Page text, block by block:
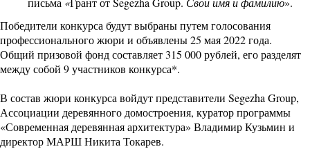
Победители конкурса будут выбраны путем голосования
профессионального жюри и объявлены 25 мая 2022 года.
Общий призовой фонд составляет 315 000 рублей, его разделят
между собой 9 участников конкурса*.
В состав жюри конкурса войдут представители Segezha Group,
Ассоциации деревянного домостроения, куратор программы
«Современная деревянная архитектура» Владимир Кузьмин и
директор МАРШ Никита Токарев.